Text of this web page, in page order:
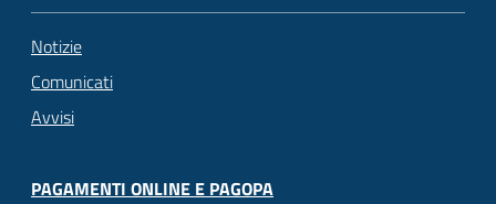
Notizie
Comunicati
Avvisi
PAGAMENTI ONLINE E PAGOPA